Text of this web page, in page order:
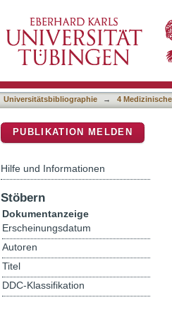
Universitätsbibliographie → 4
PUBLIKATION MELDEN
Hilfe und Informationen
Stöbern
Dokumentanzeige
Erscheinungsdatum
Autoren
Titel
DDC-Klassifikation